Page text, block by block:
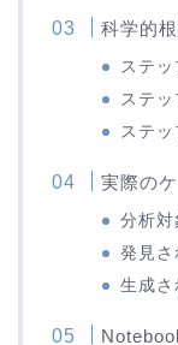
科学的
ステ
ステ
ステ
実際の
分析対
発見さ
生成さ